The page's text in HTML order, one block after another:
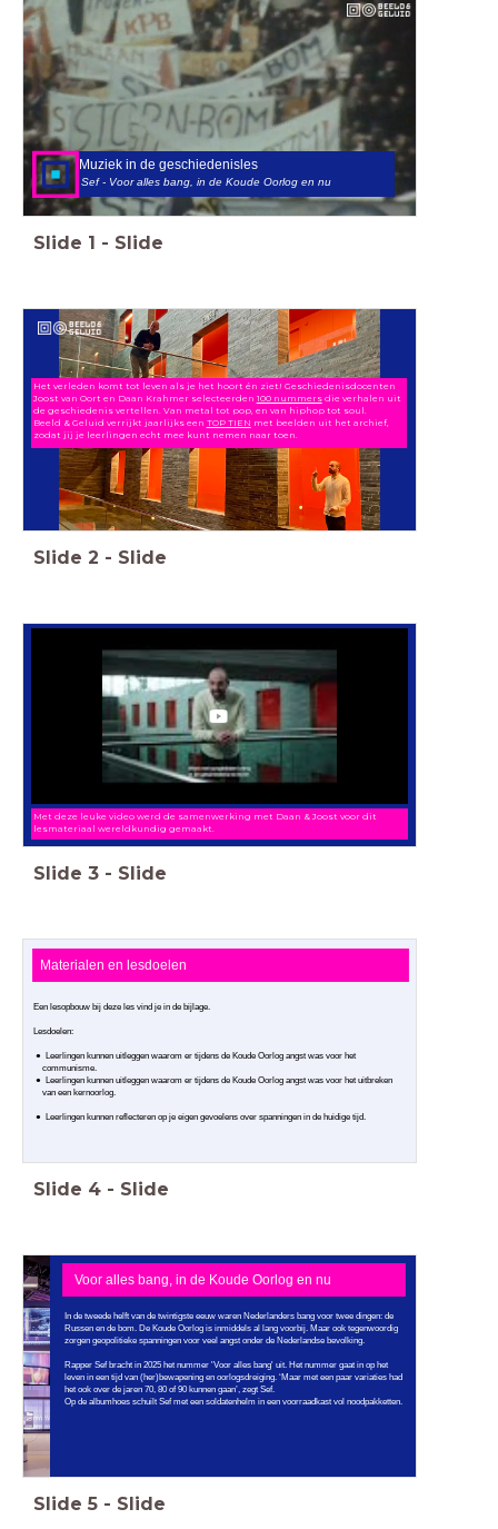
Muziek in de geschiedenisles
Sef - Voor alles bang, in de Koude Oorlog en nu
Slide 1 - Slide
Het verleden komt tot leven als je het hoort én ziet! Geschiedenisdocenten
Joost van Oort en Daan Krahmer selecteerden 100 nummersdie verhalen uit
de geschiedenis vertellen. Van metal tot pop, en van hiphop tot soul.
Beeld & Geluid verrijkt jaarlijks een TOP TIEN met beelden uit het archief,
zodat jij je leerlingen echt mee kunt nemen naar toen.
Slide 2 - Slide
Met deze leuke video werd de samenwerking met Daan & Joost voor dit
lesmateriaal wereldkundig gemaakt.
Slide 3 - Slide
Materialen en lesdoelen
Een lesopbouw bij deze les vind je in de bijlage.
Lesdoelen:
Leerlingen kunnen uitleggen waarom er tijdens de Koude Oorlog angst was voor het
communisme.
Leerlingen kunnen uitleggen waarom er tijdens de Koude Oorlog angst was voor het uitbreken
van een kernoorlog.
Leerlingen kunnen reflecteren op je eigen gevoelens over spanningen in de huidige tijd.
Slide 4 - Slide
In de tweede helft van de twintigste eeuw waren Nederlanders bang voor twee dingen: de
Russen en de bom. De Koude Oorlog is inmiddels al lang voorbij. Maar ook tegenwoordig
zorgen geopolitieke spanningen voor veel angst onder de Nederlandse bevolking.
Rapper Sef bracht in 2025 het nummer 'Voor alles bang' uit. Het nummer gaat in op het
leven in een tijd van (her)bewapening en oorlogsdreiging. ‘Maar met een paar variaties had
het ook over de jaren 70, 80 of 90 kunnen gaan’, zegt Sef.
Op de albumhoes schuilt Sef met een soldatenhelm in een voorraadkast vol noodpakketten.
Voor alles bang, in de Koude Oorlog en nu
Slide 5 - Slide